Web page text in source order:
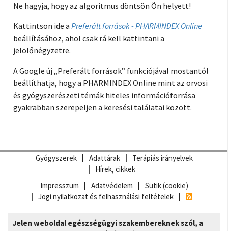
Ne hagyja, hogy az algoritmus döntsön Ön helyett!
Kattintson ide a Preferált források - PHARMINDEX Online
beállításához, ahol csak rá kell kattintani a
jelölőnégyzetre.
A Google új „Preferált források” funkciójával mostantól
beállíthatja, hogy a PHARMINDEX Online mint az orvosi
és gyógyszerészeti témák hiteles információforrása
gyakrabban szerepeljen a keresési találatai között.
Gyógyszerek Adattárak
Terápiás irányelvek
Hírek, cikkek
Impresszum
Adatvédelem
Sütik (cookie)
Jogi nyilatkozat és felhasználási feltételek
Jelen weboldal egészségügyi szakembereknek szól, a